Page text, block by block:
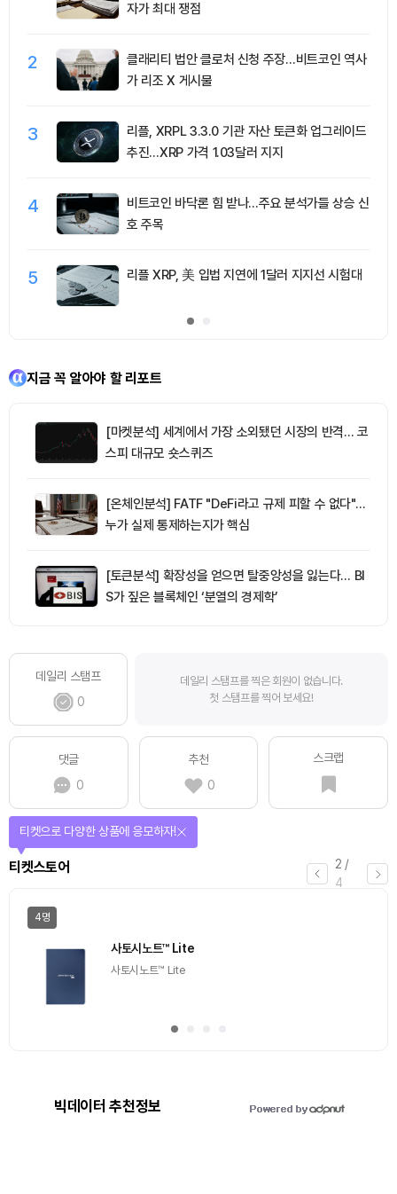
자가 최대 쟁점
2
클래리티 법안 클로처 신청 주장…비트코인 역사
가 리조 X 게시물
3
리플, XRPL 3.3.0 기관 자산 토큰화 업그레이드
추진…XRP 가격 1.03달러 지지
4
비트코인 바닥론 힘 받나…주요 분석가들 상승 신
호 주목
5 리플 XRP, 美 입법 지연에 1달러 지지선 시험대
지금 꼭 알아야 할 리포트
[마켓분석] 세계에서 가장 소외됐던 시장의 반격… 코
스피 대규모 숏스퀴즈
[온체인분석] FATF "DeFi라고 규제 피할 수 없다"…
누가 실제 통제하는지가 핵심
[토큰분석] 확장성을 얻으면 탈중앙성을 잃는다… BI
S가 짚은 블록체인 ‘분열의 경제학’
데일리 스탬프
0
데일리 스탬프를 찍은 회원이 없습니다.
첫 스탬프를 찍어 보세요!
댓글
0
추천
0
스크랩
2 /
4
티켓스토어
티켓으로 다양한 상품에 응모하자!
4명
사토시노트™ Lite
사토시노트™ Lite
빅데이터 추천정보